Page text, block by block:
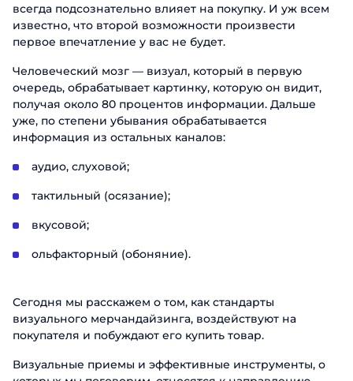
всегда подсознательно влияет на покупку. И уж всем
известно, что второй возможности произвести
первое впечатление у вас не будет.
Человеческий мозг — визуал, который в первую
очередь, обрабатывает картинку, которую он видит,
получая около 80 процентов информации. Дальше
уже, по степени убывания обрабатывается
информация из остальных каналов:
аудио, слуховой;
тактильный (осязание);
вкусовой;
ольфакторный (обоняние).
Сегодня мы расскажем о том, как стандарты
визуального мерчандайзинга, воздействуют на
покупателя и побуждают его купить товар.
Визуальные приемы и эффективные инструменты, о